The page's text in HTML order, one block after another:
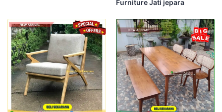
Furniture Jati jepara